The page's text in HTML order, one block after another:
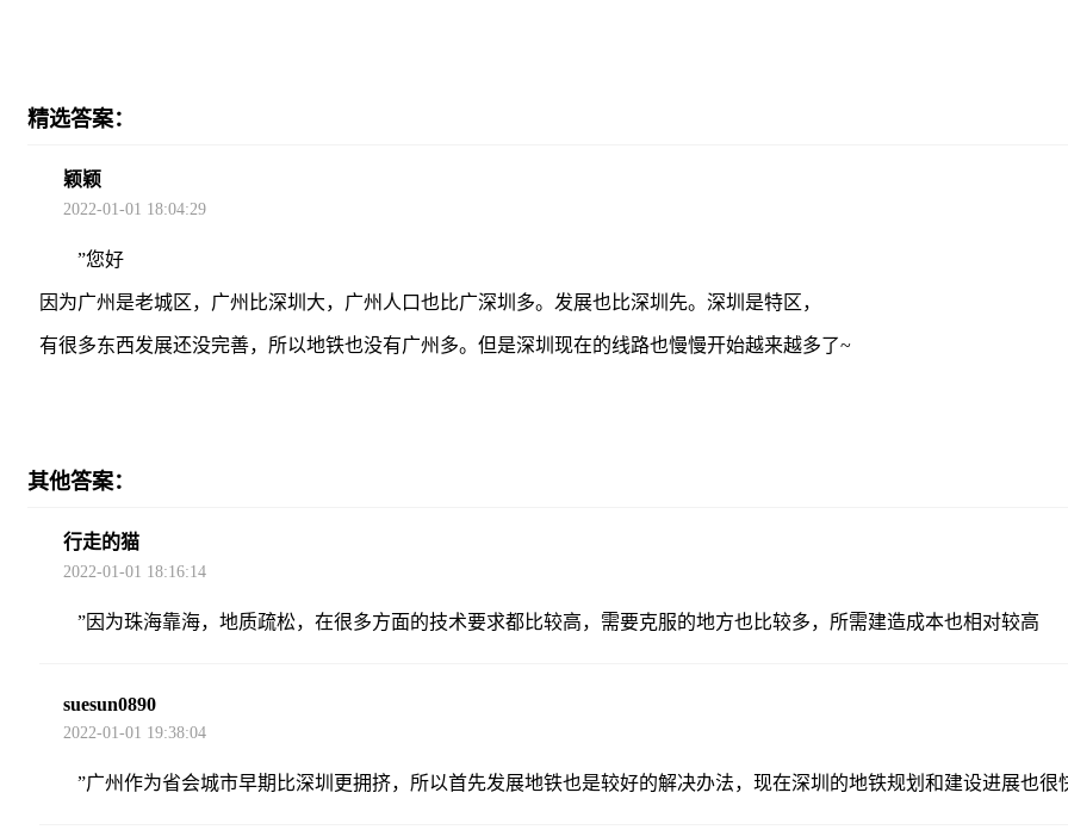
精选答案：
颖颖
2022-01-01 18:04:29
”您好
因为广州是老城区，广州比深圳大，广州人口也比广深圳多。发展也比深圳先。深圳是特区，
有很多东西发展还没完善，所以地铁也没有广州多。但是深圳现在的线路也慢慢开始越来越多了~
其他答案：
行走的猫
2022-01-01 18:16:14
”因为珠海靠海，地质疏松，在很多方面的技术要求都比较高，需要克服的地方也比较多，所需建造成本也相对较高
suesun0890
2022-01-01 19:38:04
”广州作为省会城市早期比深圳更拥挤，所以首先发展地铁也是较好的解决办法，现在深圳的地铁规划和建设进展也很